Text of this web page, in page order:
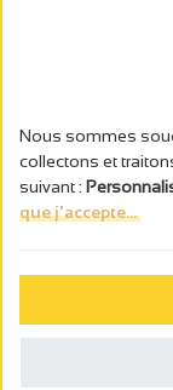
L’abus d’alcool
Politique de
Nous sommes
collectons et
suivant :
que j'accepte...